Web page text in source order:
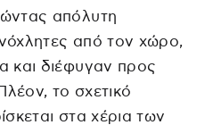
απόλυτη
από τον χώρο,
και διέφυγαν προς
το σχετικό
στα χέρια των